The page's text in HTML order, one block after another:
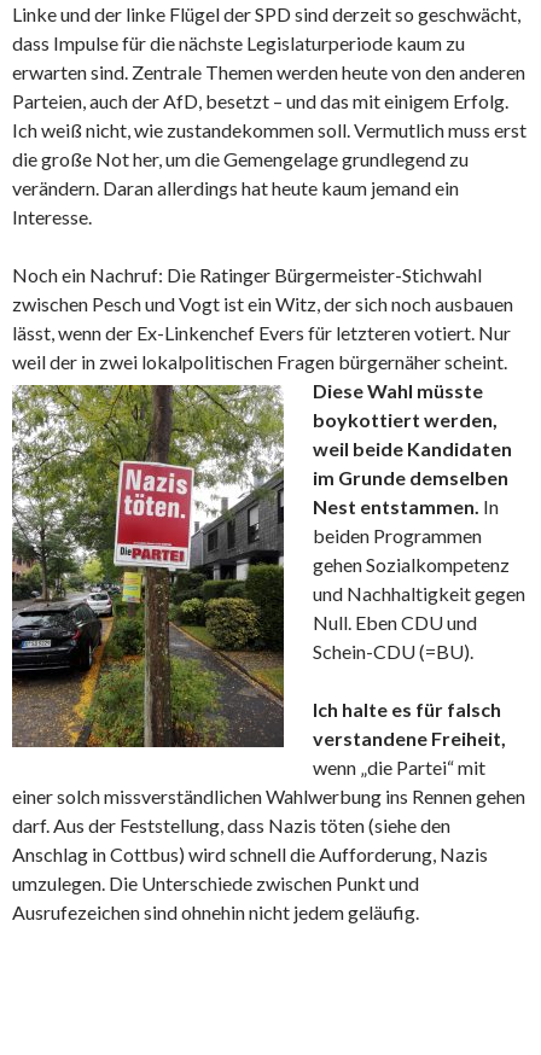
Linke und der linke Flügel der SPD sind derzeit so geschwächt,
dass Impulse für die nächste Legislaturperiode kaum zu
erwarten sind. Zentrale Themen werden heute von den anderen
Parteien, auch der AfD, besetzt – und das mit einigem Erfolg.
Ich weiß nicht, wie zustandekommen soll. Vermutlich muss erst
die große Not her, um die Gemengelage grundlegend zu
verändern. Daran allerdings hat heute kaum jemand ein
Interesse.
Noch ein Nachruf: Die Ratinger Bürgermeister-Stichwahl
zwischen Pesch und Vogt ist ein Witz, der sich noch ausbauen
lässt, wenn der Ex-Linkenchef Evers für letzteren votiert. Nur
weil der in zwei lokalpolitischen Fragen bürgernäher scheint.
Diese Wahl müsste
boykottiert werden,
weil beide Kandidaten
im Grunde demselben
Nest entstammen. In
beiden Programmen
gehen Sozialkompetenz
und Nachhaltigkeit gegen
Null. Eben CDU und
Schein-CDU (=BU).
Ich halte es für falsch
verstandene Freiheit,
wenn „die Partei“ mit
einer solch missverständlichen Wahlwerbung ins Rennen gehen
darf. Aus der Feststellung, dass Nazis töten (siehe den
Anschlag in Cottbus) wird schnell die Aufforderung, Nazis
umzulegen. Die Unterschiede zwischen Punkt und
Ausrufezeichen sind ohnehin nicht jedem geläufig.